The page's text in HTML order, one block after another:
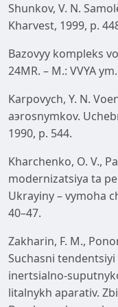
Shunkov, V. N.
Kharvest, 1999, p.
Bazovyy kompleks
24MR. – M.: VVYA
Karpovych, Y. N.
aэrosnymkov.
1990, p. 544.
Kharchenko, O. V.,
modernizatsiya ta
Ukrayiny – vymoha
40–47.
Zakharin, F. M.,
Suchasni
inertsialno-
litalnykh aparativ.